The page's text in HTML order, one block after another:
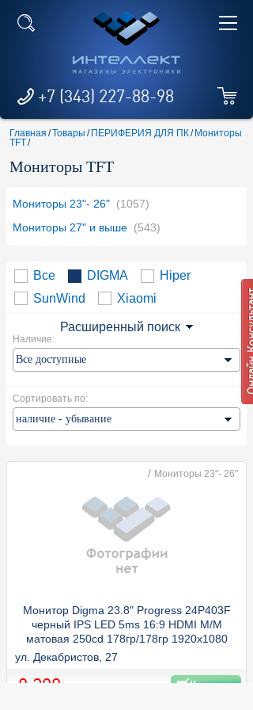
+7 (343) 227-88-98
Главная /Товары / ПЕРИФЕРИЯ ДЛЯ ПК/ Мониторы
TFT/
Мониторы TFT
Мониторы 23"- 26" (1057)
Мониторы 27" и выше (543)
Все DIGMA
Hiper
SunWind
Xiaomi
Расширенный поиск
Наличие:
Сортировать по:
/ Мониторы 23"- 26"
Монитор Digma 23.8" Progress 24P403F
черный IPS LED 5ms 16:9 HDMI M/M
матовая 250cd 178гр/178гр 1920x1080
120Hz DP FHD 3.6кг
ул. Декабристов, 27
8 290 Купить